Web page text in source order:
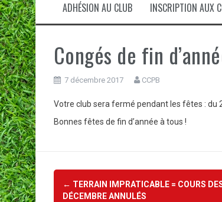
ADHÉSION AU CLUB INSCRIPTION AUX
Congés de fin
7 décembre 2017 CCPB
Votre club sera fermé pendant les fêtes : du
Bonnes fêtes de fin d’année à tous !
Navigation
← TERRAIN IMPRATICABLE = COURS
DÉCEMBRE ANNULÉS